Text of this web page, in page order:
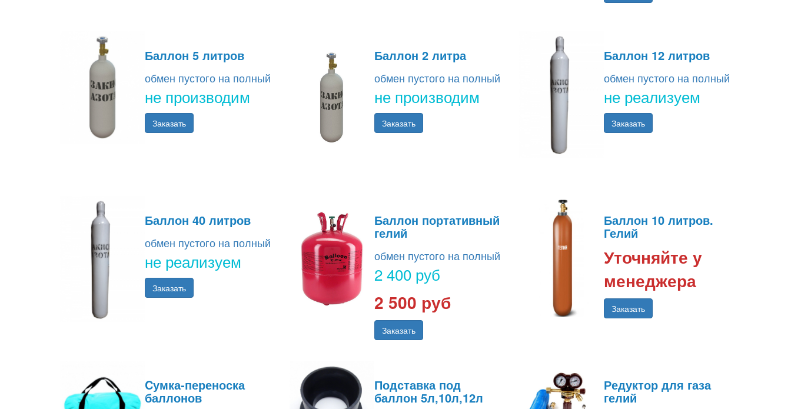
Баллон 5 литров
обмен пустого на полный
не производим
Заказать
Баллон 2 литра
обмен пустого на полный
не производим
Заказать
Баллон 12 литров
обмен пустого на полный
не реализуем
Заказать
Баллон 40 литров
обмен пустого на полный
не реализуем
Заказать
Баллон портативный
гелий
обмен пустого на полный
2 400 руб
2 500 руб
Заказать
Баллон 10 литров.
Гелий
Уточняйте у
менеджера
Заказать
Cумка-переноска
баллонов
Подставка под
баллон 5л,10л,12л
Редуктор для газа
гелий